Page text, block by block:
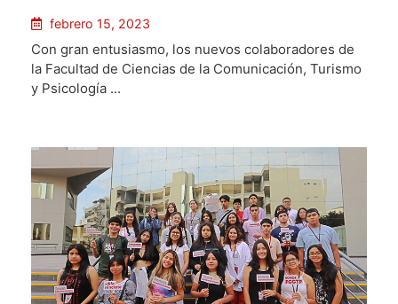
febrero 15, 2023
Con gran entusiasmo, los nuevos colaboradores de
la Facultad de Ciencias de la Comunicación, Turismo
y Psicología ...